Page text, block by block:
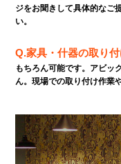
ジをお聞きして具体的なご
い。
Q.家具・什器の取り
もちろん可能です。アビッ
ん。現場での取り付け作業